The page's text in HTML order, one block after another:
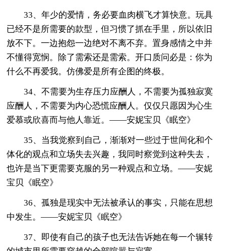
33、年少的爱情，务必要血肉横飞才算快意。玩具
已经不是所需要的款型，但习惯了抓在手里，所以依旧
放不下。一边抱怨一边绝对不离不弃。置身感情之中并
不懂得宽悯。除了需索还是需索。开口质问必是：你为
什么不再爱我。仿佛爱是所有企图的终极。
34、不需要为生存压力应酬人，不需要为孤独寂寞
应酬人，不需要为内心恐慌应酬人。仅仅只愿因为心生
爱慕或欣喜而与他人靠近。——安妮宝贝《眠空》
35、当我觉察到自己，渐渐对一些过于世间化和个
体化的观点和立场失去兴趣，我同时察觉到这种失去，
也许是当下更需要克服的另一种观点和立场。——安妮
宝贝《眠空》
36、孤独是现实中无法被承认的事实，只能在思想
中发生。——安妮宝贝《眠空》
37、即使有自己的孩子也无法告诉她在每一个辗转